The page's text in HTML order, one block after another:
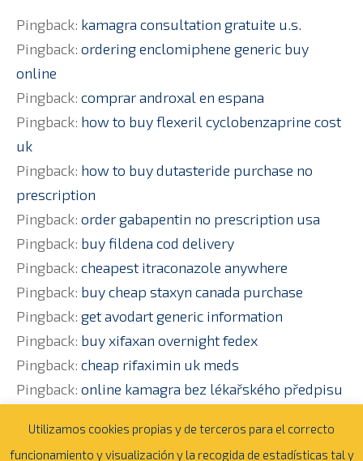
Pingback: kamagra consultation gratuite u.s.
Pingback: ordering enclomiphene generic buy
online
Pingback: comprar androxal en espana
Pingback: how to buy flexeril cyclobenzaprine cost
uk
Pingback: how to buy dutasteride purchase no
prescription
Pingback: order gabapentin no prescription usa
Pingback: buy fildena cod delivery
Pingback: cheapest itraconazole anywhere
Pingback: buy cheap staxyn canada purchase
Pingback: get avodart generic information
Pingback: buy xifaxan overnight fedex
Pingback: cheap rifaximin uk meds
Pingback: online kamagra bez lékařského předpisu
Los comentarios están cerrados
Utilizamos cookies propias y de terceros para el correcto
funcionamiento y visualización y la recogida de estadísticas tal y